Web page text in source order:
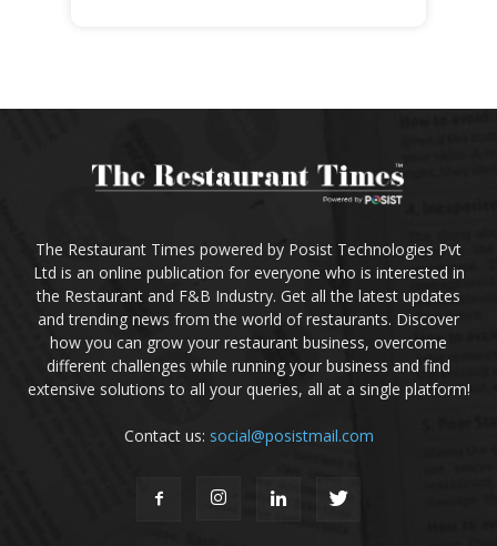
The Restaurant Times powered by Posist Technologies Pvt
Ltd is an online publication for everyone who is interested in
the Restaurant and F&B Industry. Get all the latest updates
and trending news from the world of restaurants. Discover
how you can grow your restaurant business, overcome
different challenges while running your business and find
extensive solutions to all your queries, all at a single platform!
Contact us: social@posistmail.com